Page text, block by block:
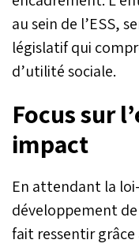
au sein de l’ESS,
législatif qui
d’utilité sociale.
Focus sur
impact
En attendant la
développement de
fait ressentir